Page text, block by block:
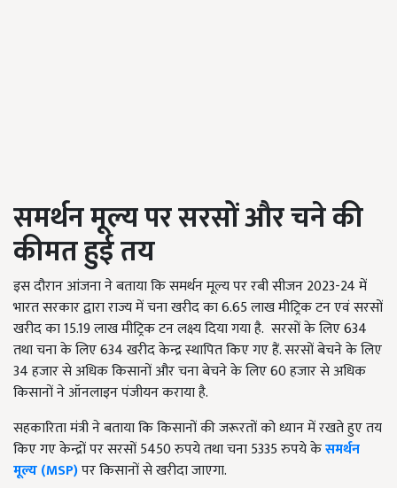
समर्थन मूल्य पर सरसों और चने की
कीमत हुई तय
इस दौरान आंजना ने बताया कि समर्थन मूल्य पर रबी सीजन 2023-24 में
भारत सरकार द्वारा राज्य में चना खरीद का 6.65 लाख मीट्रिक टन एवं सरसों
खरीद का 15.19 लाख मीट्रिक टन लक्ष्य दिया गया है. सरसों के लिए 634
तथा चना के लिए 634 खरीद केन्द्र स्थापित किए गए हैं. सरसों बेचने के लिए
34 हजार से अधिक किसानों और चना बेचने के लिए 60 हजार से अधिक
किसानों ने ऑनलाइन पंजीयन कराया है.
सहकारिता मंत्री ने बताया कि किसानों की जरूरतों को ध्यान में रखते हुए तय
किए गए केन्द्रों पर सरसों 5450 रुपये तथा चना 5335 रुपये केसमर्थन
मूल्य (MSP)पर किसानों से खरीदा जाएगा.